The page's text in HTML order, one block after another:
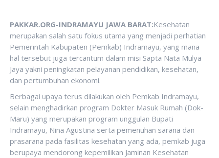
PAKKAR.ORG-INDRAMAYU JAWA BARAT:Kesehatan
merupakan salah satu fokus utama yang menjadi perhatian
Pemerintah Kabupaten (Pemkab) Indramayu, yang mana
hal tersebut juga tercantum dalam misi Sapta Nata Mulya
Jaya yakni peningkatan pelayanan pendidikan, kesehatan,
dan pertumbuhan ekonomi.
Berbagai upaya terus dilakukan oleh Pemkab Indramayu,
selain menghadirkan program Dokter Masuk Rumah (Dok-
Maru) yang merupakan program unggulan Bupati
Indramayu, Nina Agustina serta pemenuhan sarana dan
prasarana pada fasilitas kesehatan yang ada, pemkab juga
berupaya mendorong kepemilikan Jaminan Kesehatan